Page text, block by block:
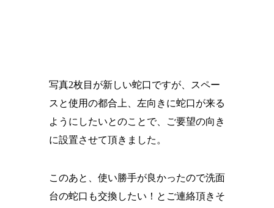
写真2枚目が新しい蛇口ですが、スペー
スと使用の都合上、左向きに蛇口が来る
ようにしたいとのことで、ご要望の向き
に設置させて頂きました。
このあと、使い勝手が良かったので洗面
台の蛇口も交換したい！とご連絡頂きそ